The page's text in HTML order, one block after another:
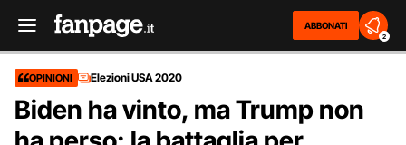
ABBONATI
2
OPINIONI Elezioni USA 2020
Biden ha vinto, ma Trump non